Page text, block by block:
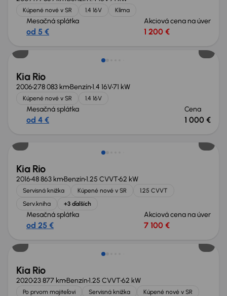
Kúpené nové v SR 1.4 16V Klíma
Mesačná splátka
od 5 €
Akciová cena na úver
1 200 €
Kia Rio
2006278 083 kmBenzín1.4 16V71 kW
Kúpené nové v SR 1.4 16V
Mesačná splátka
od 4 €
Cena
1 000 €
Kia Rio
201648 863 kmBenzín1.25 CVVT62 kW
Servisná knižka Kúpené nové v SR
1.25 CVVT
Serv.kniha
+3 ďalších
Mesačná splátka
od 25 €
Akciová cena na úver
7 100 €
Kia Rio
202023 877 kmBenzín1.25 CVVT62 kW
Po prvom majiteľovi Servisná knižka
Kúpené nové v SR